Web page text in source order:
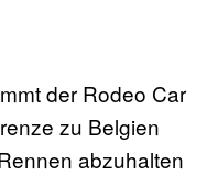
der Rodeo Car
zu Belgien
abzuhalten